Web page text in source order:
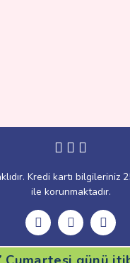
Kredi kartı bilgileriniz
ile korunmaktadır.